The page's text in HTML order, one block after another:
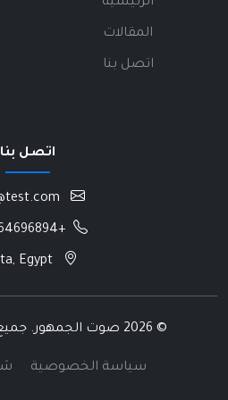
الرئيسية
المقالات
اتصل بنا
اتصل بنا
+201064696894
© 2026 صوت الجمهور. جميع الحقوق محفوظة.
سياسة الخصوصية